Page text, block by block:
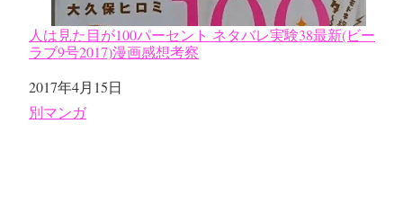
人は見た目が100パーセント ネタバレ実験38最新(ビー
ラブ9号2017)漫画感想考察
日付
2017年4月15日
関連理由
別マンガ